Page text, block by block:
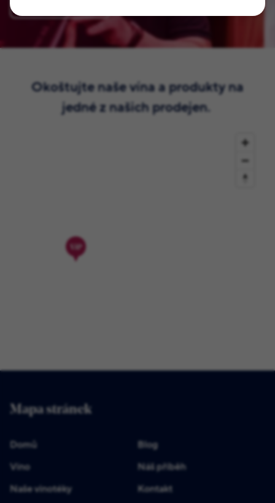
Okoštujte naše vína a produkty na
jedné z našich prodejen.
Mapa stránek
Domů
Blog
Víno
Náš příběh
Naše vinotéky
Kontakt